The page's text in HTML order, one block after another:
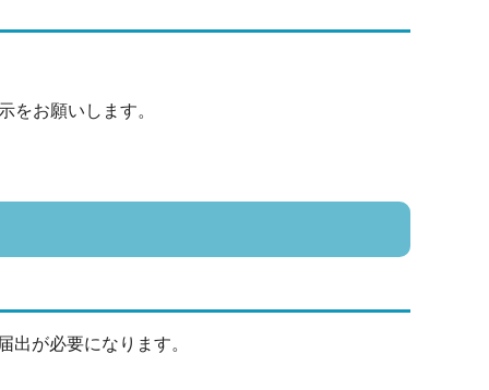
をお願いします。
が必要になります。